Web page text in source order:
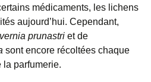
médicaments, les lichens
aujourd’hui. Cependant,
prunastri et de
sont encore récoltées chaque
la parfumerie.